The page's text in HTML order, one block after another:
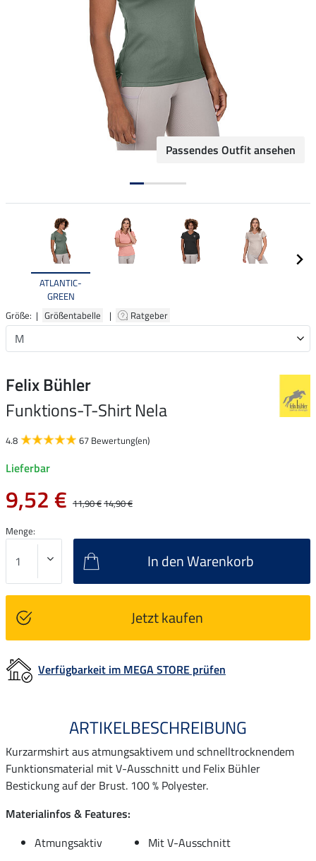
Passendes Outfit ansehen
ATLANTIC-
GREEN
Größe: | Größentabelle | Ratgeber
Felix Bühler
Funktions-T-Shirt Nela
4.8 67 Bewertung(en)
Lieferbar
9,52 € 11,90 €14,90 €
Menge:
In den Warenkorb
Jetzt kaufen
Verfügbarkeit im MEGA STORE prüfen
ARTIKELBESCHREIBUNG
Kurzarmshirt aus atmungsaktivem und schnelltrocknendem
Funktionsmaterial mit V-Ausschnitt und Felix Bühler
Bestickung auf der Brust. 100 % Polyester.
Materialinfos & Features:
Atmungsaktiv
Mit V-Ausschnitt